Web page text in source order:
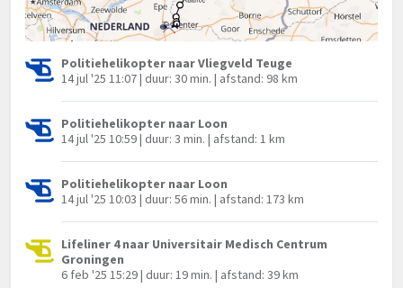
Politiehelikopter naar Vliegveld Teuge
14 jul '25 11:07 | duur: 30 min. | afstand: 98 km
Politiehelikopter naar Loon
14 jul '25 10:59 | duur: 3 min. | afstand: 1 km
Politiehelikopter naar Loon
14 jul '25 10:03 | duur: 56 min. | afstand: 173 km
Lifeliner 4 naar Universitair Medisch Centrum
Groningen
6 feb '25 15:29 | duur: 19 min. | afstand: 39 km